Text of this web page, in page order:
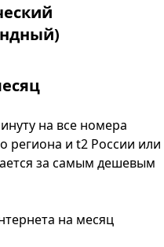
на все номера
региона и t2 России или
за самым дешевым
на месяц